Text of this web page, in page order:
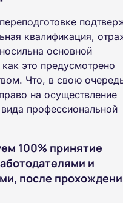
квалификация,
основной
это предусмотрено
Что, в свою
на осуществление
профессиональной
100% принятие
и
после